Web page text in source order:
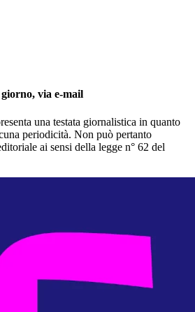
via e-mail
una testata giornalistica in quanto
periodicità. Non può pertanto
ai sensi della legge n° 62 del